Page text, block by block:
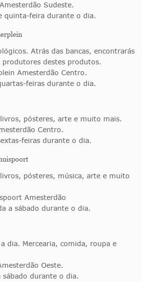
Sudeste.
quinta-feira durante o dia.
Atrás das bancas, encontrarás
destes produtos.
Amesterdão Centro.
feiras durante o dia.
pósteres, arte e muito mais.
Centro.
feiras durante o dia.
pósteres, música, arte e muito
Amesterdão
a sábado durante o dia.
dia. Mercearia, comida, roupa e
Oeste.
sábado durante o dia.